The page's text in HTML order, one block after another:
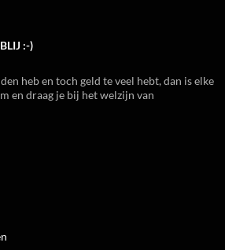
:-)
heb en toch geld te veel hebt, dan is elke
en draag je bij het welzijn van